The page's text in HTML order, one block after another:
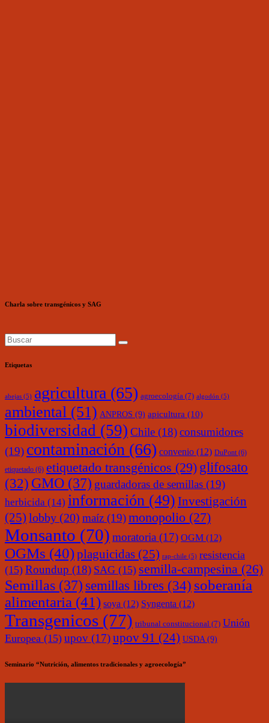
Charla sobre transgénicos y SAG
Etiquetas
abejas (5) agricultura (65) agroecología (7) algodón (5)
ambiental (51) ANPROS (9) apicultura (10)
biodiversidad (59) Chile (18)consumidores
(19) contaminación (66) convenio (12) DuPont (6)
etiquetado (6) etiquetado transgénicos (29) glifosato
(32) GMO (37) guardadoras de semillas (19)
herbicida (14) información (49) Investigación
(25) lobby (20) maíz (19)monopolio (27)
Monsanto (70) moratoria (17) OGM (12)
OGMs (40)plaguicidas (25) rap-chile (5) resistencia
(15) Roundup (18) SAG (15) semilla-campesina (26)
Semillas (37) semillas libres (34) soberanía
alimentaria (41) soya (12) Syngenta (12)
Transgenicos (77) tribunal constitucional (7) Unión
Europea (15) upov (17)upov 91 (24) USDA (9)
Seminario “Nutrición, alimentos tradicionales y agroecología”